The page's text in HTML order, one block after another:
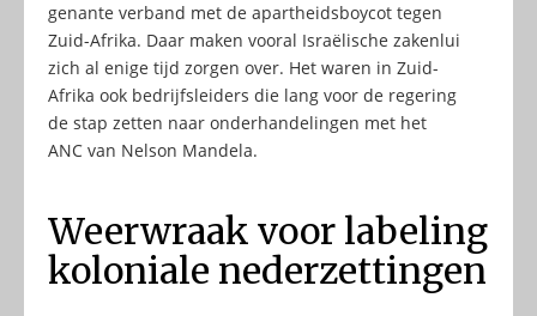
genante verband met de apartheidsboycot tegen
Zuid-Afrika. Daar maken vooral Israëlische zakenlui
zich al enige tijd zorgen over. Het waren in Zuid-
Afrika ook bedrijfsleiders die lang voor de regering
de stap zetten naar onderhandelingen met het
ANC van Nelson Mandela.
Weerwraak voor labeling
koloniale nederzettingen